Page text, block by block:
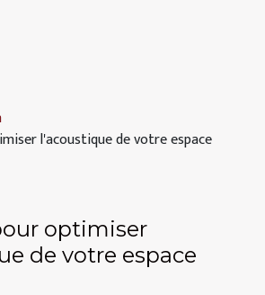
l'acoustique de votre espace
optimiser
de votre espace